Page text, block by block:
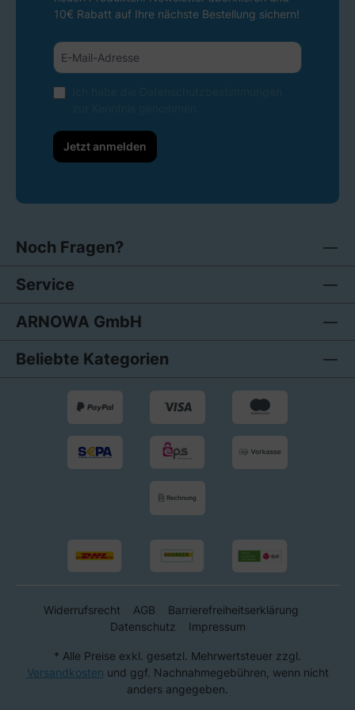
10€ Rabatt auf Ihre nächste Bestellung sichern!
Jetzt anmelden
Noch Fragen?
Service
ARNOWA GmbH
Beliebte Kategorien
Widerrufsrecht AGB
Barrierefreiheitserklärung
Datenschutz
Impressum
* Alle Preise exkl. gesetzl. Mehrwertsteuer zzgl.
Versandkosten und ggf. Nachnahmegebühren, wenn nicht
anders angegeben.